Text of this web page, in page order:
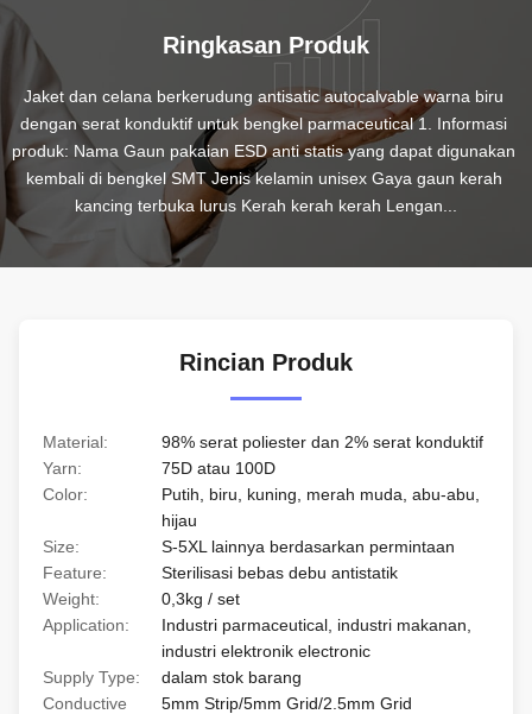
Ringkasan Produk
Jaket dan celana berkerudung antisatic autocalvable warna biru
dengan serat konduktif untuk bengkel parmaceutical 1. Informasi
produk: Nama Gaun pakaian ESD anti statis yang dapat digunakan
kembali di bengkel SMT Jenis kelamin unisex Gaya gaun kerah
kancing terbuka lurus Kerah kerah kerah Lengan...
Rincian Produk
Material:
98% serat poliester dan 2% serat konduktif
Yarn:
75D atau 100D
Color:
Putih, biru, kuning, merah muda, abu-abu,
hijau
Size:
S-5XL lainnya berdasarkan permintaan
Feature:
Sterilisasi bebas debu antistatik
Weight:
0,3kg / set
Application:
Industri parmaceutical, industri makanan,
industri elektronik electronic
Supply Type:
dalam stok barang
Conductive
5mm Strip/5mm Grid/2.5mm Grid